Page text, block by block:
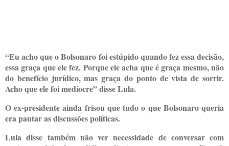
“Eu acho que o Bolsonaro foi estúpido quando fez essa decisão,
essa graça que ele fez. Porque ele acha que é graça mesmo, não
do benefício jurídico, mas graça do ponto de vista de sorrir.
Acho que ele foi medíocre” disse Lula.
O ex-presidente ainda frisou que tudo o que Bolsonaro queria
era pautar as discussões políticas.
Lula disse também não ver necessidade de conversar com